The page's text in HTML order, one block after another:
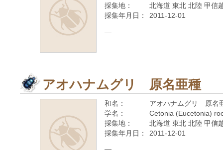
採集地：
北海道 東北 北陸 甲信
採集年月日：
2011-12-01
—
アオハナムグリ 原名亜種
和名：
アオハナムグリ 原名
学名：
Cetonia (Eucetonia)
採集地：
北海道 東北 北陸 甲信
採集年月日：
2011-12-01